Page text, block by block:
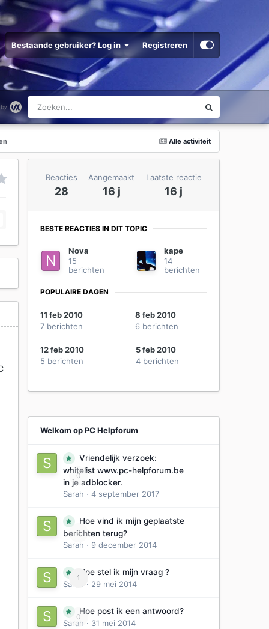
Bestaande gebruiker? Log in Registreren
Alle activiteit
Reacties
28
Aangemaakt
16 j
Laatste reactie
16 j
BESTE REACTIES IN DIT TOPIC
Nova
15
berichten
kape
14
berichten
POPULAIRE DAGEN
11 feb 2010
7 berichten
8 feb 2010
6 berichten
12 feb 2010
5 berichten
5 feb 2010
4 berichten
Welkom op PC Helpforum
0
Vriendelijk verzoek:
whitelist www.pc-helpforum.be
in je adblocker.
Sarah · 4 september 2017
0
Hoe vind ik mijn geplaatste
berichten terug?
Sarah · 9 december 2014
1
Hoe stel ik mijn vraag ?
Sarah · 29 mei 2014
0
Hoe post ik een antwoord?
Sarah · 31 mei 2014